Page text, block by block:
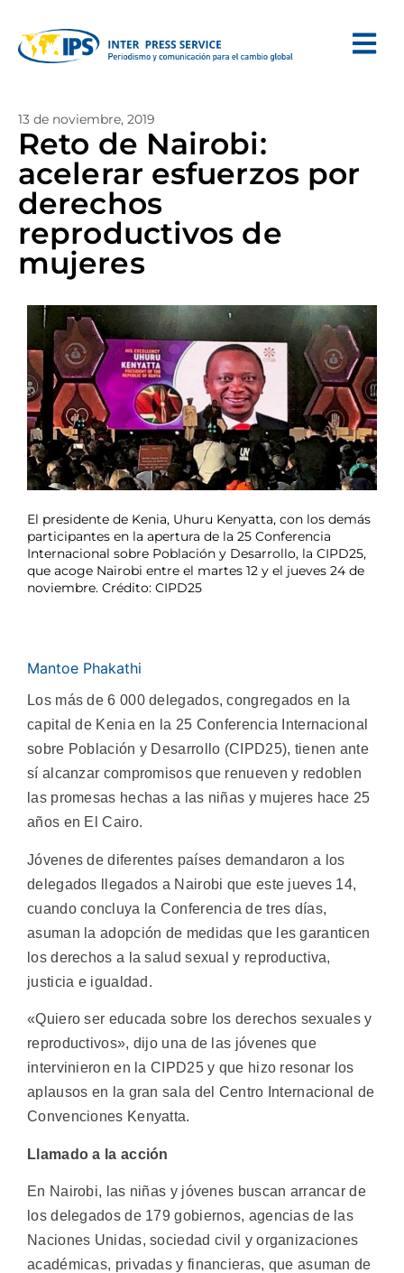
13 de noviembre, 2019
Reto de Nairobi:
acelerar esfuerzos por
derechos
reproductivos de
mujeres
El presidente de Kenia, Uhuru Kenyatta, con los demás
participantes en la apertura de la 25 Conferencia
Internacional sobre Población y Desarrollo, la CIPD25,
que acoge Nairobi entre el martes 12 y el jueves 24 de
noviembre. Crédito: CIPD25
Mantoe Phakathi
Los más de 6 000 delegados, congregados en la
capital de Kenia en la 25 Conferencia Internacional
sobre Población y Desarrollo (CIPD25), tienen ante
sí alcanzar compromisos que renueven y redoblen
las promesas hechas a las niñas y mujeres hace 25
años en El Cairo.
Jóvenes de diferentes países demandaron a los
delegados llegados a Nairobi que este jueves 14,
cuando concluya la Conferencia de tres días,
asuman la adopción de medidas que les garanticen
los derechos a la salud sexual y reproductiva,
justicia e igualdad.
«Quiero ser educada sobre los derechos sexuales y
reproductivos», dijo una de las jóvenes que
intervinieron en la CIPD25 y que hizo resonar los
aplausos en la gran sala del Centro Internacional de
Convenciones Kenyatta.
Llamado a la acción
En Nairobi, las niñas y jóvenes buscan arrancar de
los delegados de 179 gobiernos, agencias de las
Naciones Unidas, sociedad civil y organizaciones
académicas, privadas y financieras, que asuman de